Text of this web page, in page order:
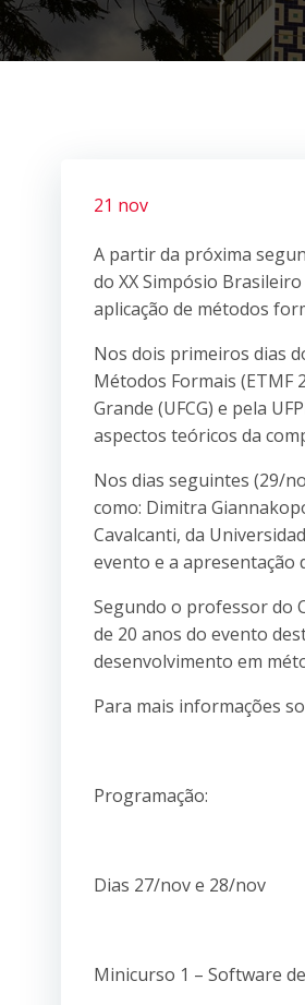
21 nov
A partir da próxima
do XX Simpósio
aplicação de métodos
Nos dois primeiros dias
Métodos Formais (ETMF
Grande (UFCG) e pela
aspectos teóricos da
Nos dias seguintes (29/
como: Dimitra
Cavalcanti, da
evento e a apresentação
Segundo o professor do
de 20 anos do evento
desenvolvimento em
Para mais informações
Programação:
Dias 27/nov e 28/nov
Minicurso 1 – Software